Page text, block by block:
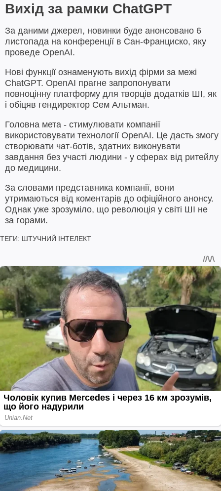
Вихід за рамки ChatGPT
За даними джерел, новинки буде анонсовано 6
листопада на конференції в Сан-Франциско, яку
проведе OpenAI.
Нові функції ознаменують вихід фірми за межі
ChatGPT. OpenAI прагне запропонувати
повноцінну платформу для творців додатків ШІ, як
і обіцяв гендиректор Сем Альтман.
Головна мета - стимулювати компанії
використовувати технології OpenAI. Це дасть змогу
створювати чат-ботів, здатних виконувати
завдання без участі людини - у сферах від ритейлу
до медицини.
За словами представника компанії, вони
утримаються від коментарів до офіційного анонсу.
Однак уже зрозуміло, що революція у світі ШІ не
за горами.
ТЕГИ: ШТУЧНИЙ ІНТЕЛЕКТ